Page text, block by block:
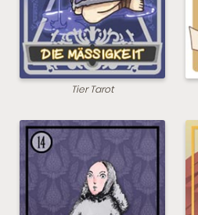
Tier Tarot